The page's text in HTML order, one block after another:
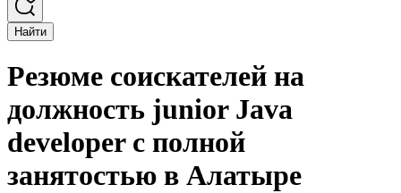
Найти
Резюме соискателей на
должность junior Java
developer с полной
занятостью в Алатыре